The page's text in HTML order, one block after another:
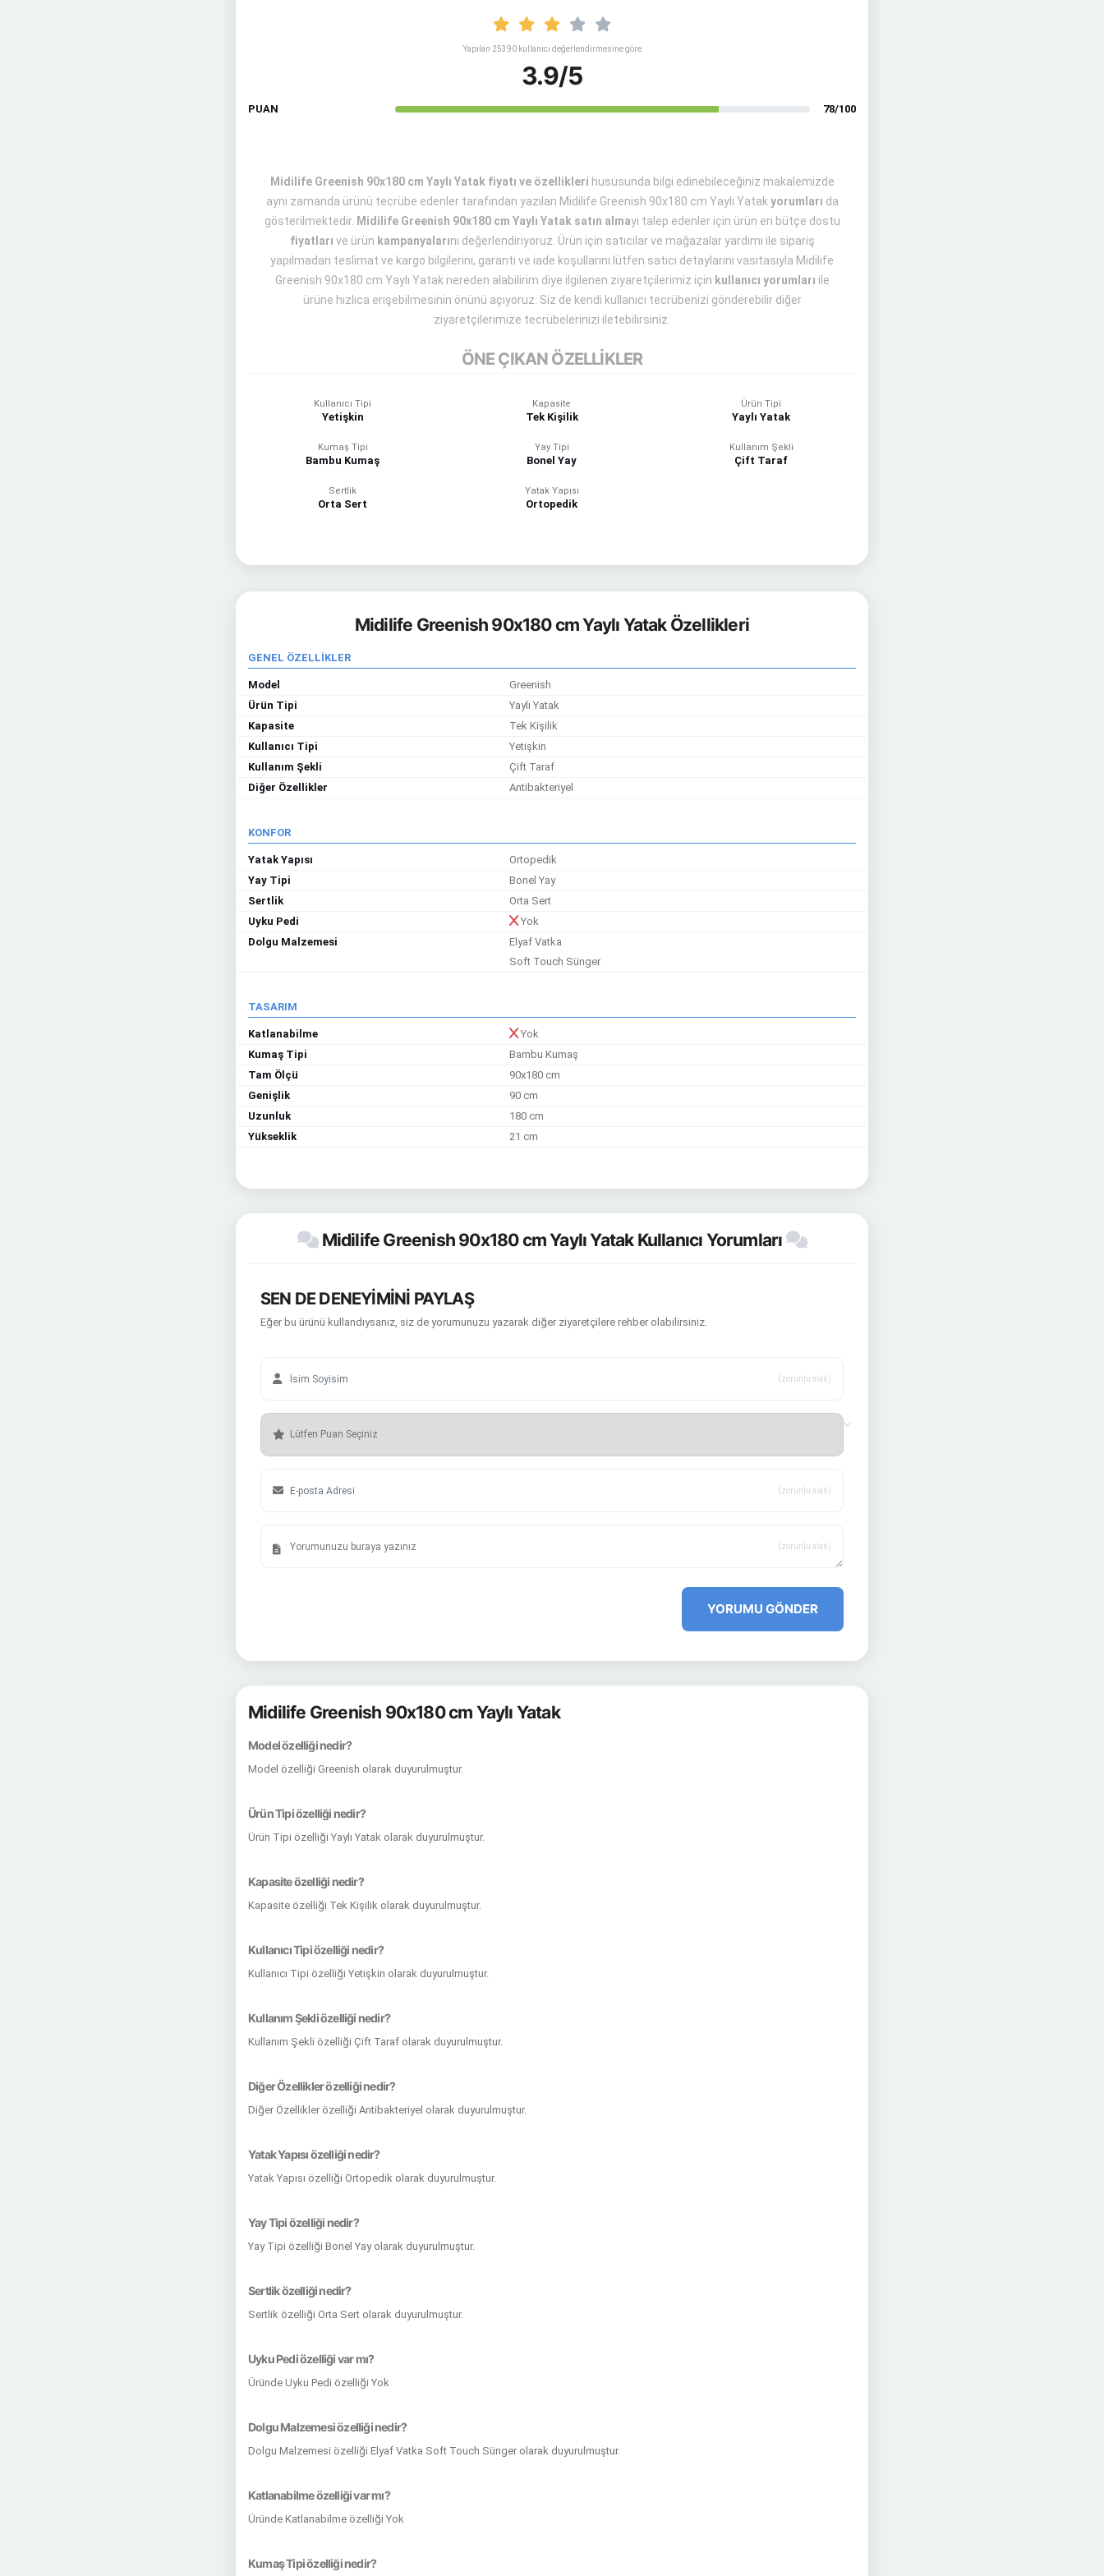
Yapılan 25390 kullanıcı değerlendirmesine göre
3.9/5
PUAN 78/100
Midilife Greenish 90x180 cm Yaylı Yatak fiyatı ve özellikleri hususunda bilgi edinebileceğiniz makalemizde
aynı zamanda ürünü tecrübe edenler tarafından yazılan Midilife Greenish 90x180 cm Yaylı Yatak yorumları da
gösterilmektedir. Midilife Greenish 90x180 cm Yaylı Yatak satın almayı talep edenler için ürün en bütçe dostu
fiyatları ve ürün kampanyalarını değerlendiriyoruz. Ürün için satıcılar ve mağazalar yardımı ile sipariş
yapılmadan teslimat ve kargo bilgilerini, garanti ve iade koşullarını lütfen satıcı detaylarını vasıtasıyla Midilife
Greenish 90x180 cm Yaylı Yatak nereden alabilirim diye ilgilenen ziyaretçilerimiz için kullanıcı yorumları ile
ürüne hızlıca erişebilmesinin önünü açıyoruz. Siz de kendi kullanıcı tecrübenizi gönderebilir diğer
ziyaretçilerimize tecrübelerinizi iletebilirsiniz.
ÖNE ÇIKAN ÖZELLİKLER
Kullanıcı Tipi
Yetişkin
Kapasite
Tek Kişilik
Ürün Tipi
Yaylı Yatak
Kumaş Tipi
Bambu Kumaş
Yay Tipi
Bonel Yay
Kullanım Şekli
Çift Taraf
Sertlik
Orta Sert
Yatak Yapısı
Ortopedik
Midilife Greenish 90x180 cm Yaylı Yatak Özellikleri
GENEL ÖZELLİKLER
Model
Greenish
Ürün Tipi
Yaylı Yatak
Kapasite
Tek Kişilik
Kullanıcı Tipi
Yetişkin
Kullanım Şekli
Çift Taraf
Diğer Özellikler
Antibakteriyel
KONFOR
Yatak Yapısı
Ortopedik
Yay Tipi
Bonel Yay
Sertlik
Orta Sert
Uyku Pedi
Yok
Dolgu Malzemesi
Elyaf Vatka
Soft Touch Sünger
TASARIM
Katlanabilme
Yok
Kumaş Tipi
Bambu Kumaş
Tam Ölçü
90x180 cm
Genişlik
90 cm
Uzunluk
180 cm
Yükseklik
21 cm
Midilife Greenish 90x180 cm Yaylı Yatak Kullanıcı Yorumları
SEN DE DENEYİMİNİ PAYLAŞ
Eğer bu ürünü kullandıysanız, siz de yorumunuzu yazarak diğer ziyaretçilere rehber olabilirsiniz.
(zorunlu alan)
(zorunlu alan)
(zorunlu alan)
YORUMU GÖNDER
Midilife Greenish 90x180 cm Yaylı Yatak
Model özelliği nedir?
Model özelliği Greenish olarak duyurulmuştur.
Ürün Tipi özelliği nedir?
Ürün Tipi özelliği Yaylı Yatak olarak duyurulmuştur.
Kapasite özelliği nedir?
Kapasite özelliği Tek Kişilik olarak duyurulmuştur.
Kullanıcı Tipi özelliği nedir?
Kullanıcı Tipi özelliği Yetişkin olarak duyurulmuştur.
Kullanım Şekli özelliği nedir?
Kullanım Şekli özelliği Çift Taraf olarak duyurulmuştur.
Diğer Özellikler özelliği nedir?
Diğer Özellikler özelliği Antibakteriyel olarak duyurulmuştur.
Yatak Yapısı özelliği nedir?
Yatak Yapısı özelliği Ortopedik olarak duyurulmuştur.
Yay Tipi özelliği nedir?
Yay Tipi özelliği Bonel Yay olarak duyurulmuştur.
Sertlik özelliği nedir?
Sertlik özelliği Orta Sert olarak duyurulmuştur.
Uyku Pedi özelliği var mı?
Üründe Uyku Pedi özelliği Yok
Dolgu Malzemesi özelliği nedir?
Dolgu Malzemesi özelliği Elyaf Vatka Soft Touch Sünger olarak duyurulmuştur.
Katlanabilme özelliği var mı?
Üründe Katlanabilme özelliği Yok
Kumaş Tipi özelliği nedir?